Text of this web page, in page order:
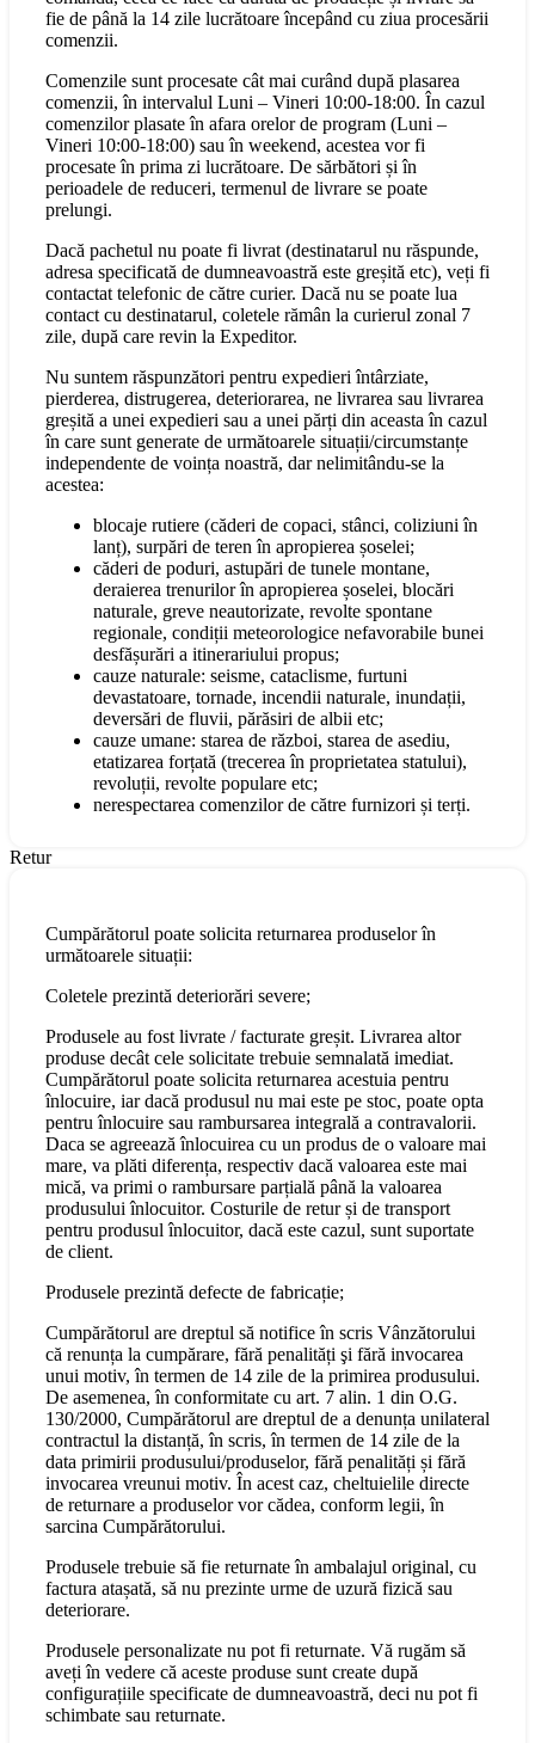
fie de până la 14 zile lucrătoare începând cu ziua procesării
comenzii.
Comenzile sunt procesate cât mai curând după plasarea
comenzii, în intervalul Luni – Vineri 10:00-18:00. În cazul
comenzilor plasate în afara orelor de program (Luni –
Vineri 10:00-18:00) sau în weekend, acestea vor fi
procesate în prima zi lucrătoare. De sărbători și în
perioadele de reduceri, termenul de livrare se poate
prelungi.
Dacă pachetul nu poate fi livrat (destinatarul nu răspunde,
adresa specificată de dumneavoastră este greșită etc), veți fi
contactat telefonic de către curier. Dacă nu se poate lua
contact cu destinatarul, coletele rămân la curierul zonal 7
zile, după care revin la Expeditor.
Nu suntem răspunzători pentru expedieri întârziate,
pierderea, distrugerea, deteriorarea, ne livrarea sau livrarea
greșită a unei expedieri sau a unei părți din aceasta în cazul
în care sunt generate de următoarele situații/circumstanțe
independente de voința noastră, dar nelimitându-se la
acestea:
blocaje rutiere (căderi de copaci, stânci, coliziuni în
lanț), surpări de teren în apropierea șoselei;
căderi de poduri, astupări de tunele montane,
deraierea trenurilor în apropierea șoselei, blocări
naturale, greve neautorizate, revolte spontane
regionale, condiții meteorologice nefavorabile bunei
desfășurări a itinerariului propus;
cauze naturale: seisme, cataclisme, furtuni
devastatoare, tornade, incendii naturale, inundații,
deversări de fluvii, părăsiri de albii etc;
cauze umane: starea de război, starea de asediu,
etatizarea forțată (trecerea în proprietatea statului),
revoluții, revolte populare etc;
nerespectarea comenzilor de către furnizori și terți.
Retur
Cumpărătorul poate solicita returnarea produselor în
următoarele situații:
Coletele prezintă deteriorări severe;
Produsele au fost livrate / facturate greșit. Livrarea altor
produse decât cele solicitate trebuie semnalată imediat.
Cumpărătorul poate solicita returnarea acestuia pentru
înlocuire, iar dacă produsul nu mai este pe stoc, poate opta
pentru înlocuire sau rambursarea integrală a contravalorii.
Daca se agreează înlocuirea cu un produs de o valoare mai
mare, va plăti diferența, respectiv dacă valoarea este mai
mică, va primi o rambursare parțială până la valoarea
produsului înlocuitor. Costurile de retur și de transport
pentru produsul înlocuitor, dacă este cazul, sunt suportate
de client.
Produsele prezintă defecte de fabricație;
Cumpărătorul are dreptul să notifice în scris Vânzătorului
că renunța la cumpărare, fără penalități şi fără invocarea
unui motiv, în termen de 14 zile de la primirea produsului.
De asemenea, în conformitate cu art. 7 alin. 1 din O.G.
130/2000, Cumpărătorul are dreptul de a denunța unilateral
contractul la distanță, în scris, în termen de 14 zile de la
data primirii produsului/produselor, fără penalități și fără
invocarea vreunui motiv. În acest caz, cheltuielile directe
de returnare a produselor vor cădea, conform legii, în
sarcina Cumpărătorului.
Produsele trebuie să fie returnate în ambalajul original, cu
factura atașată, să nu prezinte urme de uzură fizică sau
deteriorare.
Produsele personalizate nu pot fi returnate. Vă rugăm să
aveți în vedere că aceste produse sunt create după
configurațiile specificate de dumneavoastră, deci nu pot fi
schimbate sau returnate.